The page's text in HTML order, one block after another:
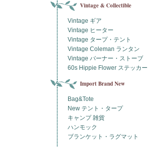
Vintage & Collectible
Vintage ギア
Vintage ヒーター
Vintage タープ・テント
Vintage Coleman ランタン
Vintage バーナー・ストーブ
60s Hippie Flower ステッカー
Import Brand New
Bag&Tote
New テント・タープ
キャンプ 雑貨
ハンモック
ブランケット・ラグマット